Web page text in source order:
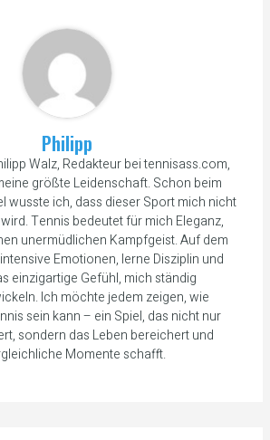
Philipp
Walz, Redakteur bei tennisass.com,
größte Leidenschaft. Schon beim
wusste ich, dass dieser Sport mich nicht
Tennis bedeutet für mich Eleganz,
unermüdlichen Kampfgeist. Auf dem
Emotionen, lerne Disziplin und
einzigartige Gefühl, mich ständig
Ich möchte jedem zeigen, wie
sein kann – ein Spiel, das nicht nur
sondern das Leben bereichert und
Momente schafft.